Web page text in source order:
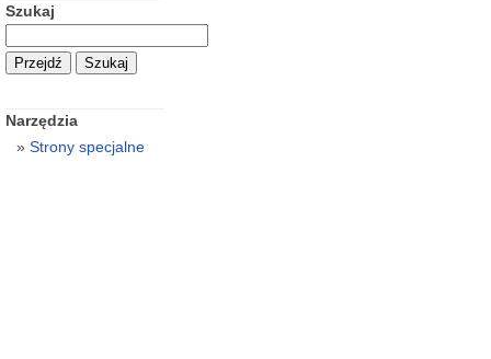
Szukaj
Narzędzia
Strony specjalne